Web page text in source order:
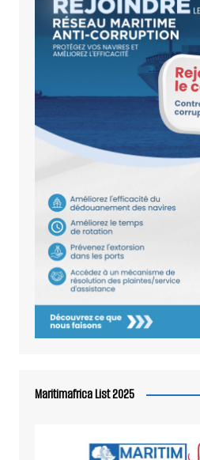
Maritimafrica List 2025